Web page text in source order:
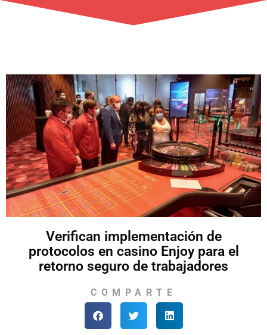
Verifican implementación de
protocolos en casino Enjoy para el
retorno seguro de trabajadores
COMPARTE